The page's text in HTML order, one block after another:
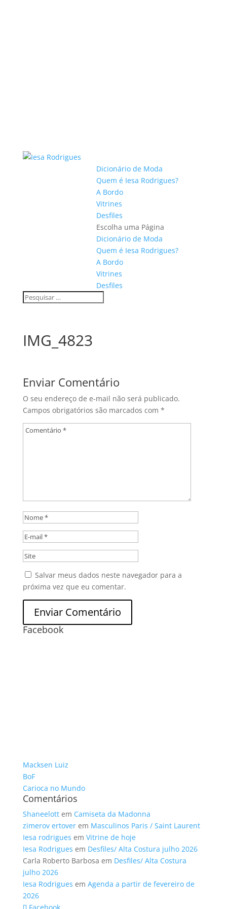
Dicionário de Moda
Quem é Iesa Rodrigues?
A Bordo
Vitrines
Desfiles
Escolha uma Página
Dicionário de Moda
Quem é Iesa Rodrigues?
A Bordo
Vitrines
Desfiles
IMG_4823
Enviar Comentário
O seu endereço de e-mail não será publicado.
Campos obrigatórios são marcados com *
Salvar meus dados neste navegador para a
próxima vez que eu comentar.
Facebook
Macksen Luiz
BoF
Carioca no Mundo
Comentários
Shaneelottem Camiseta da Madonna
zimerov ertoverem Masculinos Paris / Saint Laurent
Iesa rodrigues em Vitrine de hoje
Iesa Rodrigues em Desfiles/ Alta Costura julho 2026
Carla Roberto Barbosa em Desfiles/ Alta Costura
julho 2026
Iesa Rodrigues em Agenda a partir de fevereiro de
2026